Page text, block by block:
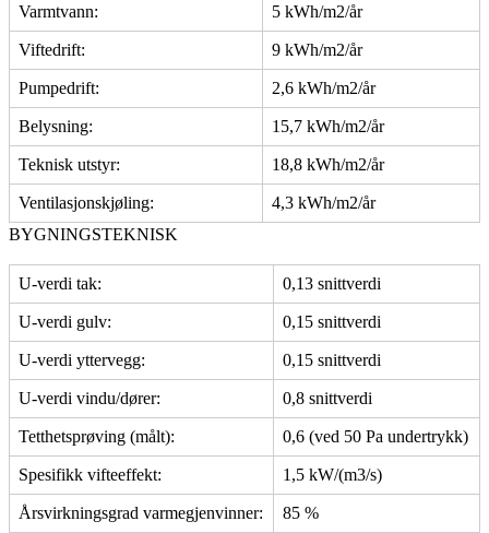
Varmtvann: 5 kWh/m2/år
Viftedrift: 9 kWh/m2/år
Pumpedrift: 2,6 kWh/m2/år
Belysning: 15,7 kWh/m2/år
Teknisk utstyr: 18,8 kWh/m2/år
Ventilasjonskjøling:
4,3 kWh/m2/år
BYGNINGSTEKNISK
U-verdi tak: 0,13 snittverdi
U-verdi gulv: 0,15 snittverdi
U-verdi yttervegg: 0,15 snittverdi
U-verdi vindu/dører: 0,8 snittverdi
Tetthetsprøving (målt): 0,6 (ved 50 Pa undertrykk)
Spesifikk vifteeffekt: 1,5 kW/(m3/s)
Årsvirkningsgrad varmegjenvinner:
85 %